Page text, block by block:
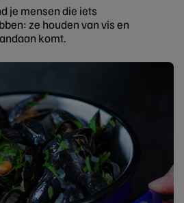
je mensen die iets
ze houden van vis en
komt.